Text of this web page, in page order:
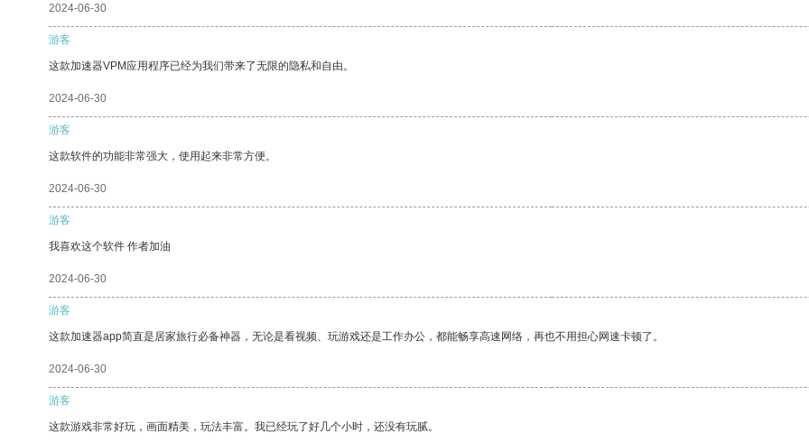
2024-06-30
游客
这款加速器VPM应用程序已经为我们带来了无限的隐私和自由。
2024-06-30
游客
这款软件的功能非常强大，使用起来非常方便。
2024-06-30
游客
我喜欢这个软件 作者加油
2024-06-30
游客
这款加速器app简直是居家旅行必备神器，无论是看视频、玩游戏还是工作办公，都能畅享高速网络，再也不用担心网速卡顿了。
2024-06-30
游客
这款游戏非常好玩，画面精美，玩法丰富。我已经玩了好几个小时，还没有玩腻。